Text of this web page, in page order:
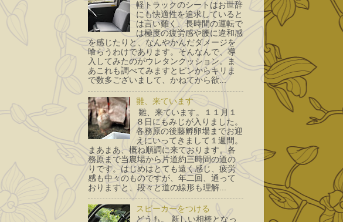
軽トラックのシートはお世辞
にも快適性を追求していると
は言い難く、長時間の運転で
は極度の疲労感や腰に違和感
を感じたりと、なんやかんだダメージを
喰らうわけであります。そんなんで、導
入してみたのがウレタンクッション。ま
あこれも調べてみますとピンからキリま
で数多ございまして、かねてから欲...
雛、来ています
雛、来ています。１１月１
８日にもみじが入りました。
各務原の後藤孵卵場までお迎
えにいってきまして１週間。
まあまあ、概ね順調に来ております。各
務原まで当農場から片道約三時間の道の
りです。はじめはとても遠く感じ、疲労
感も中々のものですが、年二回、通って
おりますと、段々と道の線形も理解...
スピーカーをつける
どうも。 新しい相棒となっ